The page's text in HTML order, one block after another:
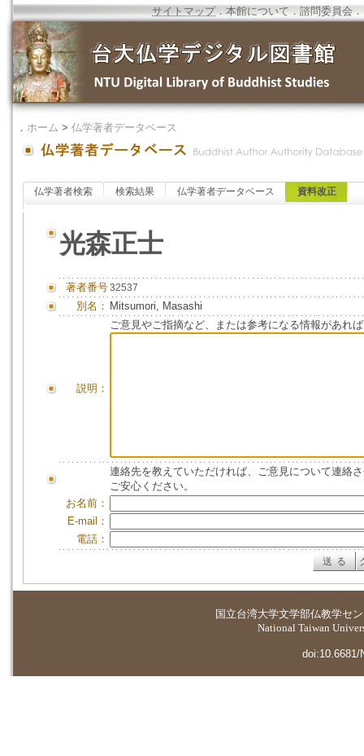
サイトマップ．本館について ．諮問委員会 ．
． ホーム > 仏学著者データベース
仏学著者検索 検索結果 仏学著者データベース 資料改正
光森正士
著者番号32537
別名： Mitsumori, Masashi
説明：
ご意見やご指摘など、または参考になる情報があれ
連絡先を教えていただければ、ご意見について連絡
ご安心ください。
お名前：
E-mail：
電話：
国立台湾大学文学部仏教学セ
National Taiwan
doi:10.6681/